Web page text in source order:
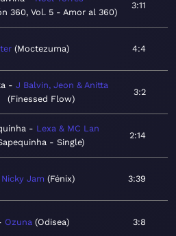
360, Vol. 5 - Amor al 360
3:11
Moctezuma 4:4
J Balvin, Jeon & Anitta
Finessed Flow
3:2
Lexa & MC Lan
- Single
2:14
Nicky Jam Fénix 3:39
Ozuna Odisea 3:8